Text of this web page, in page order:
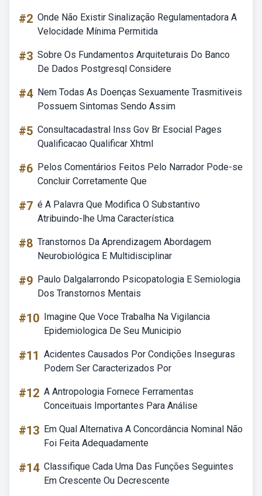
#2 Onde Não Existir Sinalização Regulamentadora A
Velocidade Mínima Permitida
#3 Sobre Os Fundamentos Arquiteturais Do Banco
De Dados Postgresql Considere
#4 Nem Todas As Doenças Sexuamente Trasmitiveis
Possuem Sintomas Sendo Assim
#5 Consultacadastral Inss Gov Br Esocial Pages
Qualificacao Qualificar Xhtml
#6 Pelos Comentários Feitos Pelo Narrador Pode-se
Concluir Corretamente Que
#7 é A Palavra Que Modifica O Substantivo
Atribuindo-lhe Uma Característica
#8 Transtornos Da Aprendizagem Abordagem
Neurobiológica E Multidisciplinar
#9 Paulo Dalgalarrondo Psicopatologia E Semiologia
Dos Transtornos Mentais
#10 Imagine Que Voce Trabalha Na Vigilancia
Epidemiologica De Seu Municipio
#11 Acidentes Causados Por Condições Inseguras
Podem Ser Caracterizados Por
#12 A Antropologia Fornece Ferramentas
Conceituais Importantes Para Análise
#13 Em Qual Alternativa A Concordância Nominal Não
Foi Feita Adequadamente
#14 Classifique Cada Uma Das Funções Seguintes
Em Crescente Ou Decrescente